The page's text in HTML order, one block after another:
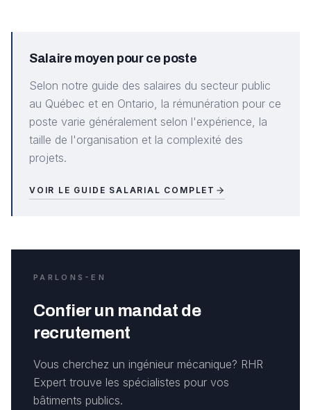
Salaire moyen pour ce poste
Selon notre guide des salaires du secteur public
au Québec et en Ontario, la rémunération pour ce
poste varie généralement selon l'expérience, la
taille de l'organisation et la complexité des
projets.
VOIR LE GUIDE SALARIAL COMPLET
PARLONS-EN
Confier un mandat de
recrutement
Vous cherchez un ingénieur mécanique? RHR
Expert trouve les spécialistes pour vos
bâtiments publics.